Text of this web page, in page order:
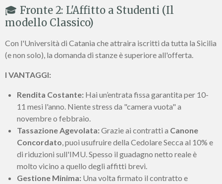
🎓 Fronte 2: L'Affitto a Studenti (Il
modello Classico)
Con l'Università di Catania che attraira iscritti da tutta la Sicilia
(e non solo), la domanda di stanze è superiore all'offerta.
I VANTAGGI:
Rendita Costante: Hai un’entrata fissa garantita per 10-
11 mesi l'anno. Niente stress da "camera vuota" a
novembre o febbraio.
Tassazione Agevolata:Grazie ai contratti a Canone
Concordato , puoi usufruire della Cedolare Secca al 10% e
di riduzioni sull'IMU. Spesso il guadagno netto reale è
molto vicino a quello degli affitti brevi.
Gestione Minima: Una volta firmato il contratto e